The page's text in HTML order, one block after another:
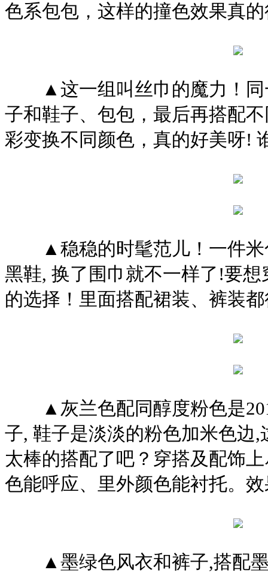
色系包包，这样的撞色效果真
▲这一组叫丝巾的魔力！同
子和鞋子、包包，最后再搭配
彩变换不同颜色，真的好美呀!
▲稳稳的时髦范儿！一件米
黑鞋, 换了围巾就不一样了!要
的选择！里面搭配裙装、裤装
▲灰兰色配同醇度粉色是
子, 鞋子是淡淡的粉色加米色边
太棒的搭配了吧？穿搭及配饰
色能呼应、里外颜色能衬托。
▲墨绿色风衣和裤子,搭配墨